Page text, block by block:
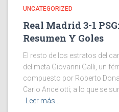
UNCATEGORIZED
Real Madrid 3-1
Resumen Y Goles
El resto de los estratos del
del meta Giovanni Galli, un
compuesto por Roberto
Carlo Ancelotti; a lo que se
Leer más…